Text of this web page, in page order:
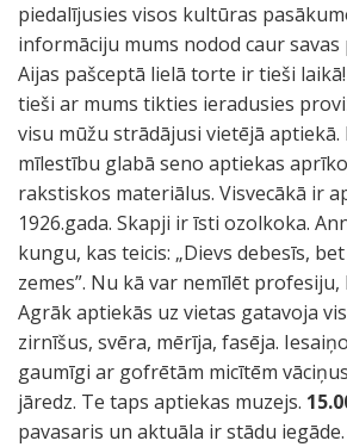
piedalījusies visos kultūras
informāciju mums nodod caur savas
Aijas pašceptā lielā torte ir tieši
tieši ar mums tikties ieradusies
visu mūžu strādājusi vietējā
mīlestību glabā seno aptiekas
rakstiskos materiālus. Visvecākā ir
1926.gada. Skapji ir īsti ozolkoka.
kungu, kas teicis: „Dievs debesīs,
zemes”. Nu kā var nemīlēt
Agrāk aptiekās uz vietas gatavoja
zirnīšus, svēra, mērīja, fasēja.
gaumīgi ar gofrētām micītēm
jāredz. Te taps aptiekas muzejs.
pavasaris un aktuāla ir stādu